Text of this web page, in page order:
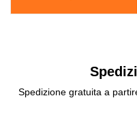
Spedizione gratuita a